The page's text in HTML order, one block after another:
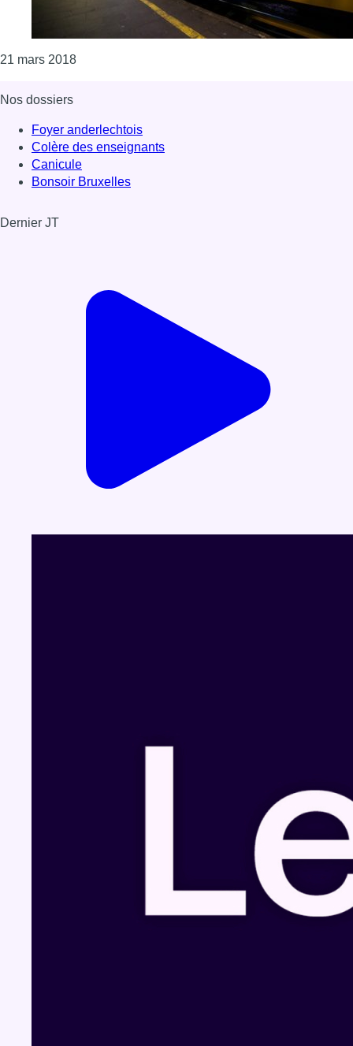
21 mars 2018Consulter l'article "SNCB: le trafic ferroviaire
Nos dossiers
Foyer anderlechtois
Colère des enseignants
Canicule
Bonsoir Bruxelles
Dernier JT